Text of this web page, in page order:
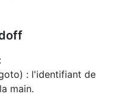
: l'identifiant de
main.